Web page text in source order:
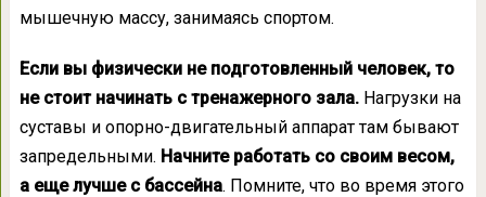
мышечную массу, занимаясь спортом.
Если вы физически не подготовленный человек, то
не стоит начинать с тренажерного зала. Нагрузки на
суставы и опорно-двигательный аппарат там бывают
запредельными. Начните работать со своим весом,
а еще лучше с бассейна. Помните, что во время этого